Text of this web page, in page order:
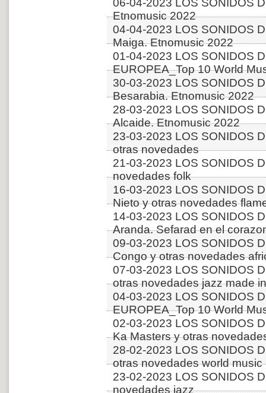
06-04-2023 LOS SONIDOS
Etnomusic 2022
04-04-2023 LOS SONIDOS
Maiga. Etnomusic 2022
01-04-2023 LOS SONIDOS
EUROPEA_Top 10 World
30-03-2023 LOS SONIDOS
Besarabia. Etnomusic 2022
28-03-2023 LOS SONIDOS
Alcaide. Etnomusic 2022
23-03-2023 LOS SONIDOS
otras novedades
21-03-2023 LOS SONIDOS
novedades folk
16-03-2023 LOS SONIDOS
Nieto y otras novedades
14-03-2023 LOS SONIDOS
Aranda. Sefarad en el
09-03-2023 LOS SONIDOS
Congo y otras novedades
07-03-2023 LOS SONIDOS
otras novedades jazz made
04-03-2023 LOS SONIDOS
EUROPEA_Top 10 World
02-03-2023 LOS SONIDOS
Ka Masters y otras
28-02-2023 LOS SONIDOS
otras novedades world music
23-02-2023 LOS SONIDOS
novedades jazz